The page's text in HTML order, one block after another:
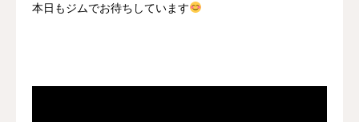
本日もジムでお待ちしています